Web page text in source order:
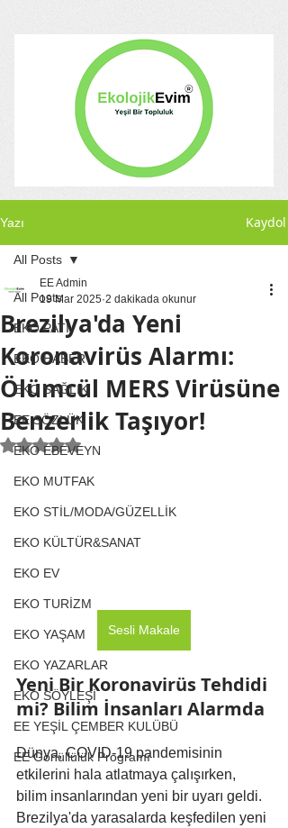
Yazı Kaydol
All Posts
EKO PATİ
EKO HABER
EKO SAĞLIK
EE SÖZLÜK
EKO EBEVEYN
EKO MUTFAK
EKO STİL/MODA/GÜZELLİK
EKO KÜLTÜR&SANAT
EKO EV
EKO TURİZM
EKO YAŞAM
EKO YAZARLAR
EKO SÖYLEŞİ
EE YEŞİL ÇEMBER KULÜBÜ
EE Gönüllülük Programı
All Posts
Brezilya'da Yeni
Koronavirüs Alarmı:
Ölümcül MERS Virüsüne
Benzerlik Taşıyor!
EE Admin
19 Mar 2025 2 dakikada okunur
5 üzerinden NaN yıldız
Sesli Makale
Yeni Bir Koronavirüs Tehdidi
mi? Bilim İnsanları Alarmda
Dünya, COVID-19 pandemisinin
etkilerini hala atlatmaya çalışırken,
bilim insanlarından yeni bir uyarı geldi.
Brezilya'da yarasalarda keşfedilen yeni